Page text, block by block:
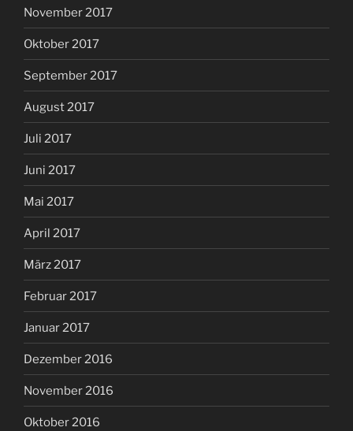
November 2017
Oktober 2017
September 2017
August 2017
Juli 2017
Juni 2017
Mai 2017
April 2017
März 2017
Februar 2017
Januar 2017
Dezember 2016
November 2016
Oktober 2016